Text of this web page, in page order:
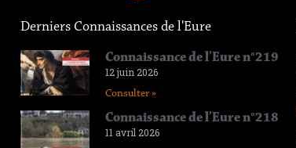
Derniers Connaissances de l'Eure
Connaissance de l’Eure n°219
12 juin 2026
Consulter »
Connaissance de l’Eure n°218
11 avril 2026